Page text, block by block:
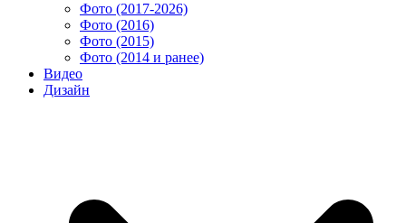
Фото (2017-2026)
Фото (2016)
Фото (2015)
Фото (2014 и ранее)
Видео
Дизайн